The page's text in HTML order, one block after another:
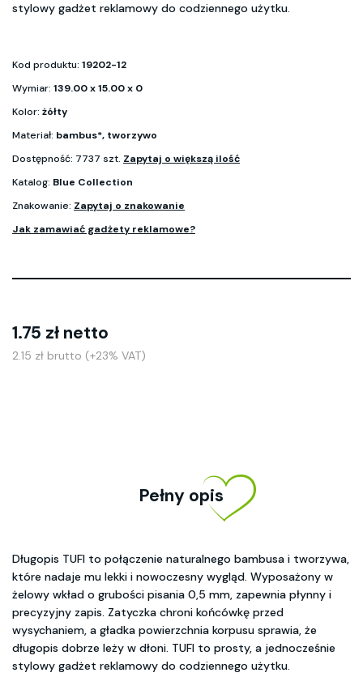
stylowy gadżet reklamowy do codziennego użytku.
Kod produktu: 19202-12
Wymiar: 139.00 x 15.00 x 0
Kolor: żółty
Materiał: bambus*, tworzywo
Dostępność: 7737 szt. Zapytaj o większą ilość
Katalog: Blue Collection
Znakowanie: Zapytaj o znakowanie
Jak zamawiać gadżety reklamowe?
1.75 zł netto
2.15 zł brutto (+23% VAT)
Pełny opis
Długopis TUFI to połączenie naturalnego bambusa i tworzywa,
które nadaje mu lekki i nowoczesny wygląd. Wyposażony w
żelowy wkład o grubości pisania 0,5 mm, zapewnia płynny i
precyzyjny zapis. Zatyczka chroni końcówkę przed
wysychaniem, a gładka powierzchnia korpusu sprawia, że
długopis dobrze leży w dłoni. TUFI to prosty, a jednocześnie
stylowy gadżet reklamowy do codziennego użytku.